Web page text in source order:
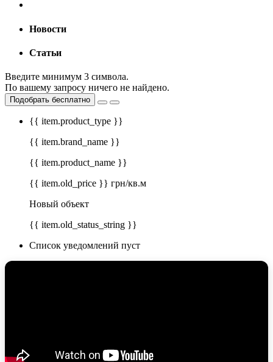
Новости
Статьи
Введите минимум 3 символа.
По вашему запросу ничего не найдено.
Подобрать бесплатно
{{ item.product_type }}
{{ item.brand_name }}
{{ item.product_name }}
{{ item.old_price }} грн/кв.м
Новый объект
{{ item.old_status_string }}
Список уведомлений пуст